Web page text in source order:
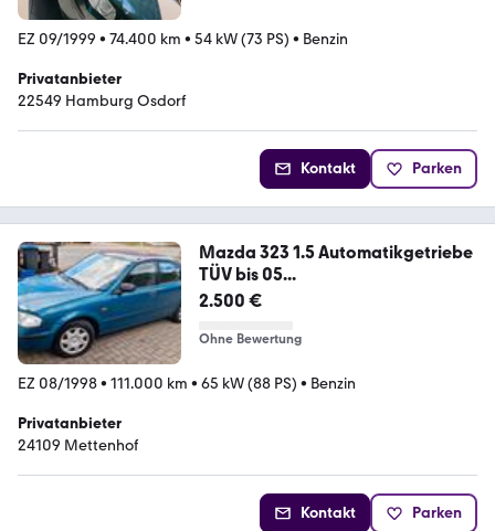
EZ 09/1999 • 74.400 km • 54 kW (73 PS) • Benzin
Privatanbieter
22549 Hamburg Osdorf
Kontakt Parken
Mazda 323 1.5 Automatikgetriebe
TÜV bis 05...
2.500 €
Ohne Bewertung
EZ 08/1998• 111.000 km • 65 kW (88 PS) • Benzin
Privatanbieter
24109 Mettenhof
Kontakt Parken